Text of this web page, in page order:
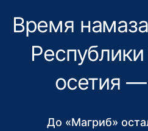
Время
осетия
До «Магриб»